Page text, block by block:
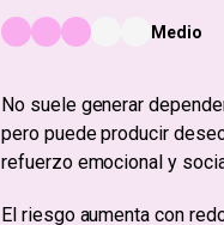
Medio
No suele generar
pero puede producir
refuerzo emocional y
El riesgo aumenta con